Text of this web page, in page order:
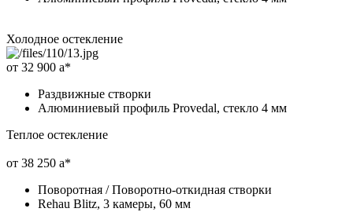
Холодное остекление
от 32 900 a*
Раздвижные створки
Алюминиевый профиль Provedal, стекло 4 мм
Теплое остекление
от 38 250 a*
Поворотная / Поворотно-откидная створки
Rehau Blitz, 3 камеры, 60 мм